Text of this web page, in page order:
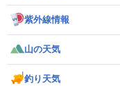
紫外線情報
山の天気
釣り天気